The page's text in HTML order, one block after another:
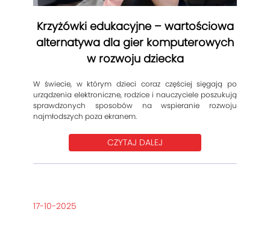
Krzyżówki edukacyjne – wartościowa
alternatywa dla gier komputerowych
w rozwoju dziecka
W świecie, w którym dzieci coraz częściej sięgają po
urządzenia elektroniczne, rodzice i nauczyciele poszukują
sprawdzonych sposobów na wspieranie rozwoju
najmłodszych poza ekranem.
CZYTAJ DALEJ
17-10-2025